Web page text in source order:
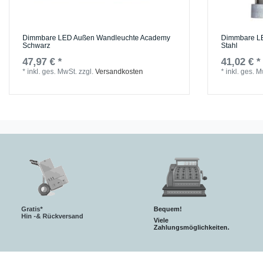
Dimmbare LED Außen Wandleuchte Academy
Schwarz
47,97 € *
*inkl. ges. MwSt. zzgl.Versandkosten
Dimmbare
Stahl
41,02 € *
*inkl. ges.
Gratis*
Hin -& Rückversand
Bequem!
Viele
Zahlungsmöglichkeiten.